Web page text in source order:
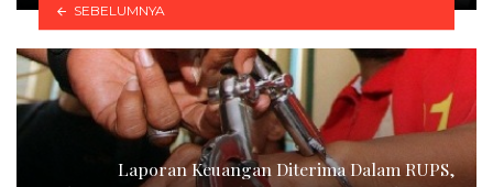
SEBELUMNYA
Laporan Keuangan Diterima Dalam RUPS,